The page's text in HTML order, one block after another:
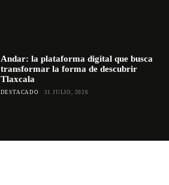
Andar: la plataforma digital que busca
transformar la forma de descubrir
Tlaxcala
DESTACADO 31 JULIO, 2026